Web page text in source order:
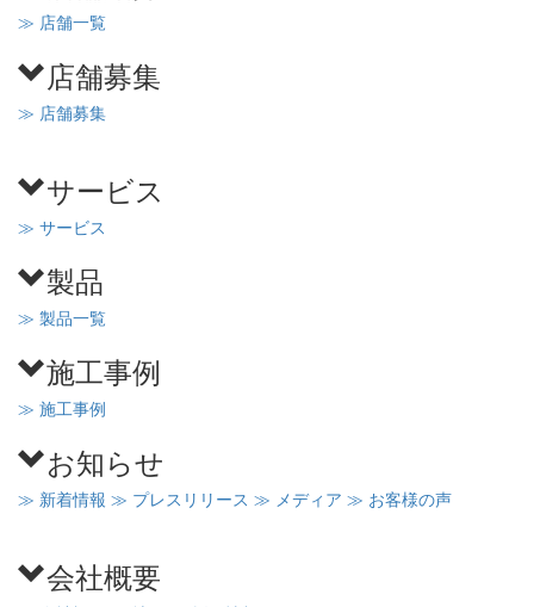
≫ 店舗一覧
店舗募集
≫ 店舗募集
サービス
≫ サービス
製品
≫ 製品一覧
施工事例
≫ 施工事例
お知らせ
≫ 新着情報 ≫ プレスリリース ≫ メディア ≫ お客様の声
会社概要